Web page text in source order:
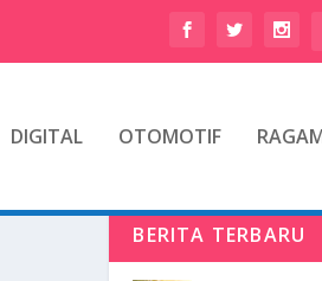
DIGITAL OTOMOTIF
BERITA TERBARU